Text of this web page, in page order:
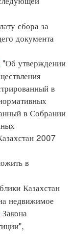
сбора за
документа
"Об утверждении
в
в Собрании
2007
в
Казахстан
недвижимое
Закона